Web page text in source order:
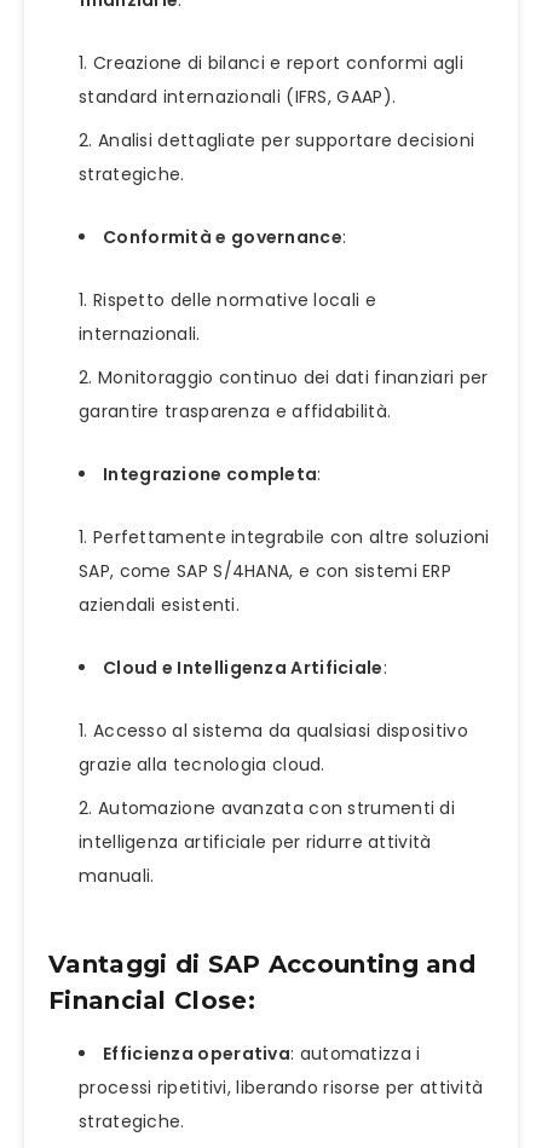
Creazione di bilanci e report conformi agli
standard internazionali (IFRS, GAAP).
Analisi dettagliate per supportare decisioni
strategiche.
Conformità e governance:
Rispetto delle normative locali e
internazionali.
Monitoraggio continuo dei dati finanziari per
garantire trasparenza e affidabilità.
Integrazione completa:
Perfettamente integrabile con altre soluzioni
SAP, come SAP S/4HANA, e con sistemi ERP
aziendali esistenti.
Cloud e Intelligenza Artificiale:
Accesso al sistema da qualsiasi dispositivo
grazie alla tecnologia cloud.
Automazione avanzata con strumenti di
intelligenza artificiale per ridurre attività
manuali.
Vantaggi di SAP Accounting and
Financial Close:
Efficienza operativa: automatizza i
processi ripetitivi, liberando risorse per attività
strategiche.